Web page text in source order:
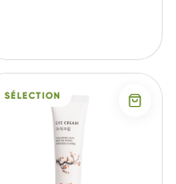
SÉLECTION